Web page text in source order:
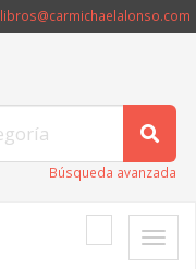
libros@carmichaelalonso.com
Búsqueda avanzada
Toggle